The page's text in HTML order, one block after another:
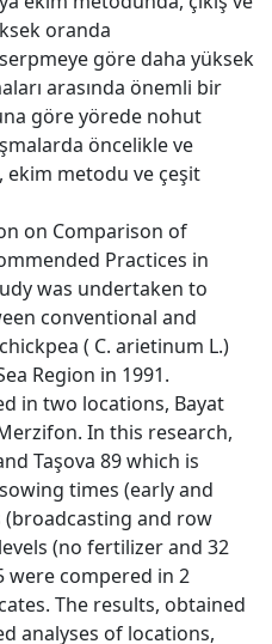
oranda
göre daha yüksek
arasında önemli bir
göre yörede nohut
öncelikle ve
ekim metodu ve çeşit
on Comparison of
Practices in
was undertaken to
conventional and
( C. arietinum L.)
Region in 1991.
in two locations, Bayat
In this research,
Taşova 89 which is
times (early and
and row
(no fertilizer and 32
were compered in 2
The results, obtained
analyses of locations,